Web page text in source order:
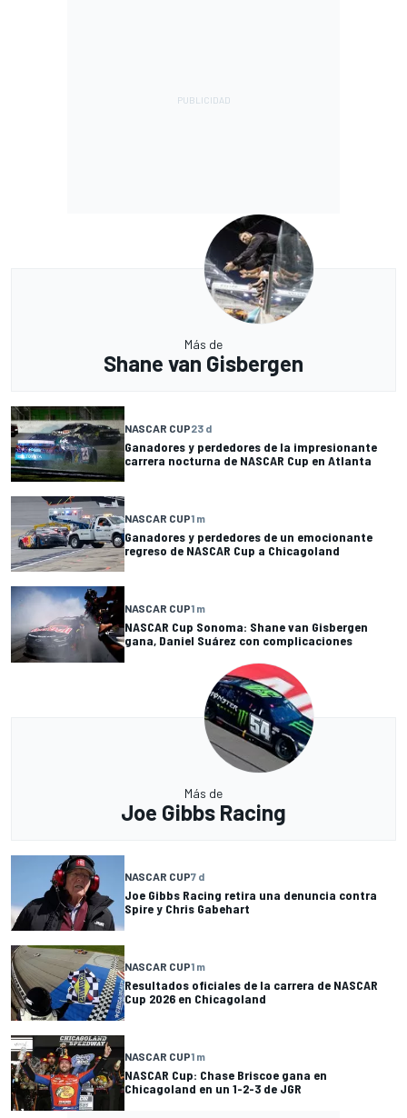
Más de
Shane van Gisbergen
NASCAR CUP23 d
Ganadores y perdedores de la impresionante
carrera nocturna de NASCAR Cup en Atlanta
NASCAR CUP1 m
Ganadores y perdedores de un emocionante
regreso de NASCAR Cup a Chicagoland
NASCAR CUP1 m
NASCAR Cup Sonoma: Shane van Gisbergen
gana, Daniel Suárez con complicaciones
Más de
Joe Gibbs Racing
NASCAR CUP7 d
Joe Gibbs Racing retira una denuncia contra
Spire y Chris Gabehart
NASCAR CUP1 m
Resultados oficiales de la carrera de NASCAR
Cup 2026 en Chicagoland
NASCAR CUP1 m
NASCAR Cup: Chase Briscoe gana en
Chicagoland en un 1-2-3 de JGR